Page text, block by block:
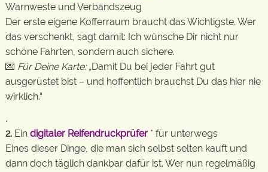
Warnweste und Verbandszeug
Der erste eigene Kofferraum braucht das Wichtigste. Wer
das verschenkt, sagt damit: Ich wünsche Dir nicht nur
schöne Fahrten, sondern auch sichere.
💌 Für Deine Karte:„Damit Du bei jeder Fahrt gut
ausgerüstet bist – und hoffentlich brauchst Du das hier nie
wirklich.“
.
2. Ein digitaler Reifendruckprüfer * für unterwegs
Eines dieser Dinge, die man sich selbst selten kauft und
dann doch täglich dankbar dafür ist. Wer nun regelmäßig